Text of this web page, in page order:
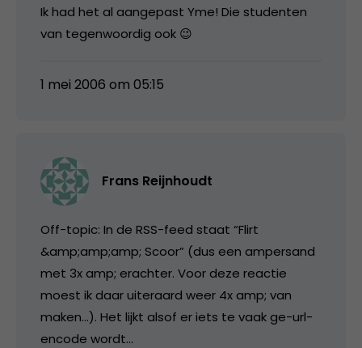
Ik had het al aangepast Yme! Die studenten
van tegenwoordig ook 😉
1 mei 2006 om 05:15
Frans Reijnhoudt
Off-topic: In de RSS-feed staat “Flirt
&amp;amp;amp; Scoor” (dus een ampersand
met 3x amp; erachter. Voor deze reactie
moest ik daar uiteraard weer 4x amp; van
maken…). Het lijkt alsof er iets te vaak ge-url-
encode wordt…